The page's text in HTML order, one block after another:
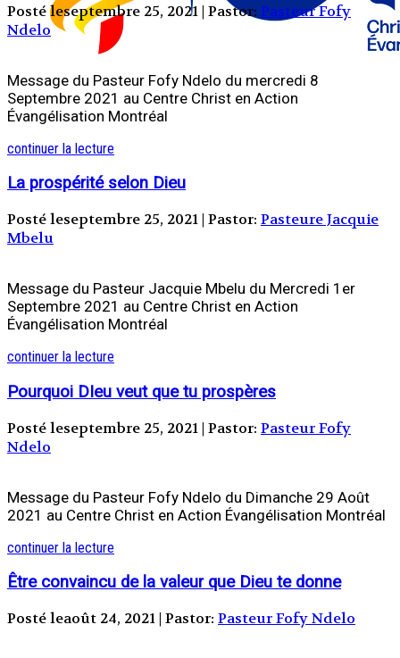
Posté leseptembre 25, 2021 | Pastor: Pasteur Fofy
Ndelo
Message du Pasteur Fofy Ndelo du mercredi 8
Septembre 2021 au Centre Christ en Action
Évangélisation Montréal
continuer la lecture
La prospérité selon Dieu
Posté leseptembre 25, 2021 | Pastor: Pasteure Jacquie
Mbelu
Message du Pasteur Jacquie Mbelu du Mercredi 1er
Septembre 2021 au Centre Christ en Action
Évangélisation Montréal
continuer la lecture
Pourquoi DIeu veut que tu prospères
Posté leseptembre 25, 2021 | Pastor: Pasteur Fofy
Ndelo
Message du Pasteur Fofy Ndelo du Dimanche 29 Août
2021 au Centre Christ en Action Évangélisation Montréal
continuer la lecture
Être convaincu de la valeur que Dieu te donne
Posté leaoût 24, 2021 | Pastor: Pasteur Fofy Ndelo